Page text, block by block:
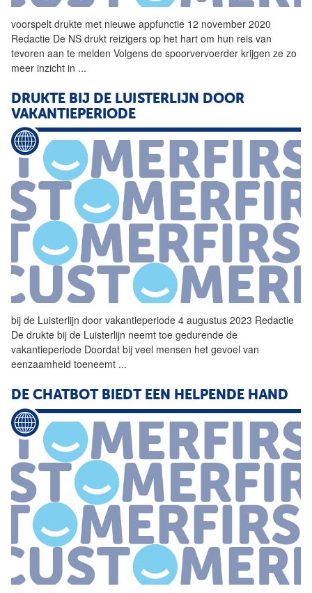
voorspelt drukte met nieuwe appfunctie 12 november 2020
Redactie De NS drukt reizigers op het hart om hun reis van
tevoren aan te melden Volgens de spoorvervoerder krijgen ze zo
meer inzicht in ...
DRUKTE BIJ DE LUISTERLIJN DOOR
VAKANTIEPERIODE
bij de Luisterlijn door vakantieperiode 4 augustus 2023 Redactie
De drukte bij de Luisterlijn neemt toe gedurende de
vakantieperiode Doordat bij veel mensen het gevoel van
eenzaamheid toeneemt ...
DE CHATBOT BIEDT EEN HELPENDE HAND